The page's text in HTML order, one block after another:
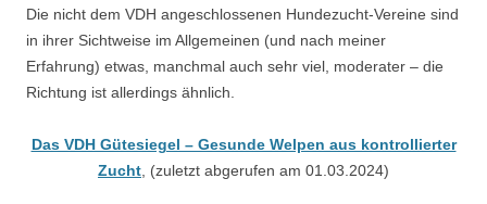
Die nicht dem VDH angeschlossenen Hundezucht-Vereine sind
in ihrer Sichtweise im Allgemeinen (und nach meiner
Erfahrung) etwas, manchmal auch sehr viel, moderater – die
Richtung ist allerdings ähnlich.
Das VDH Gütesiegel – Gesunde Welpen aus kontrollierter
Zucht , (zuletzt abgerufen am 01.03.2024)